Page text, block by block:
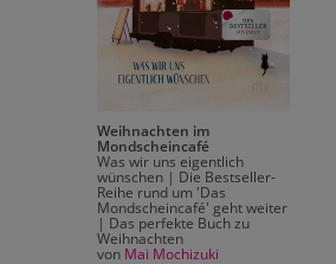
Weihnachten im
Mondscheincafé
Was wir uns eigentlich
wünschen | Die Bestseller-
Reihe rund um 'Das
Mondscheincafé' geht weiter
| Das perfekte Buch zu
Weihnachten
von Mai Mochizuki